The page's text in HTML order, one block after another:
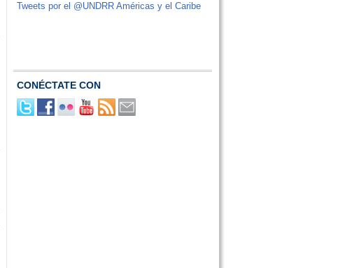
Tweets por el @UNDRR Américas y el Caribe
CONÉCTATE CON